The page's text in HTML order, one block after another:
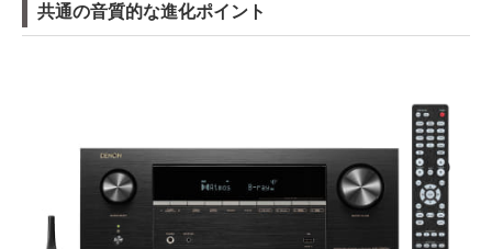
共通の音質的な進化ポイント